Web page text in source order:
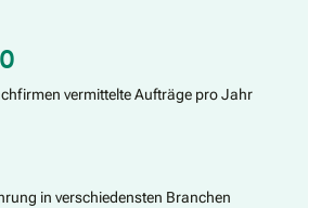
vermittelte Aufträge pro Jahr
in verschiedensten Branchen